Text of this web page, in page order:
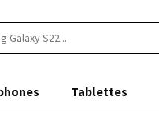
Tablettes